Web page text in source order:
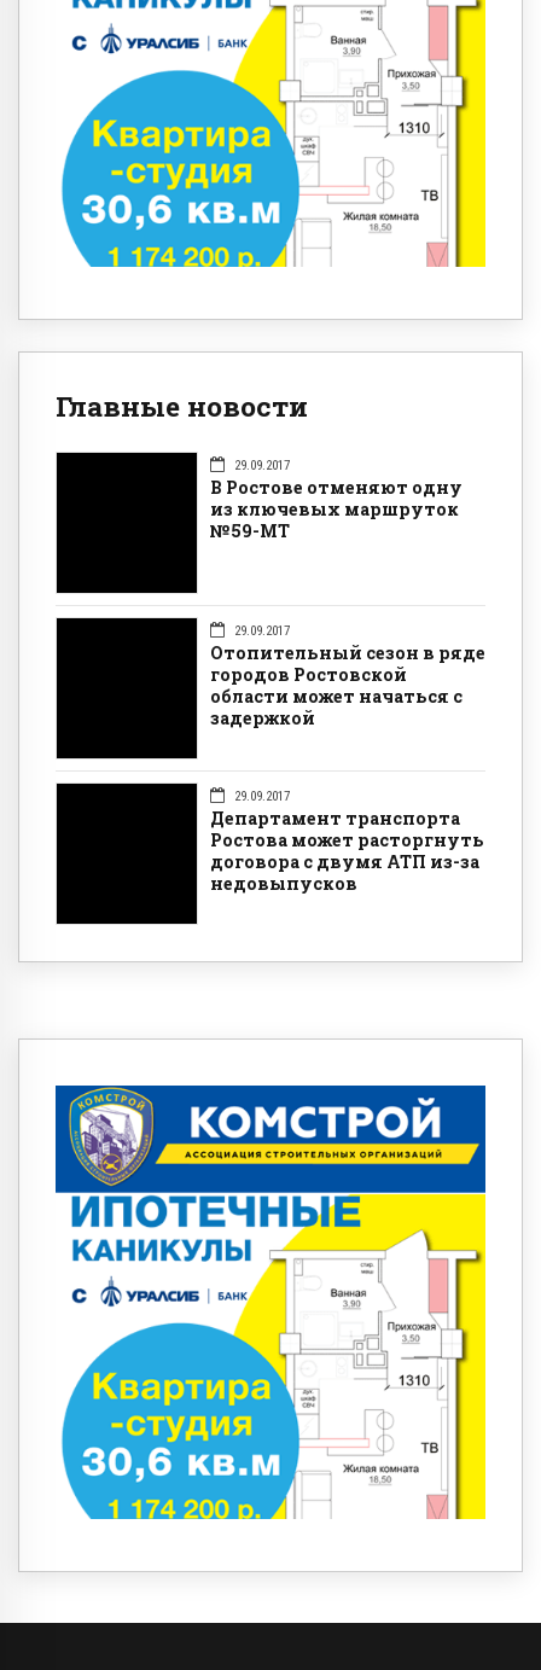
Главные новости
29.09.2017
В Ростове отменяют одну
из ключевых маршруток
№59-МТ
29.09.2017
Отопительный сезон в ряде
городов Ростовской
области может начаться с
задержкой
29.09.2017
Департамент транспорта
Ростова может расторгнуть
договора с двумя АТП из-за
недовыпусков